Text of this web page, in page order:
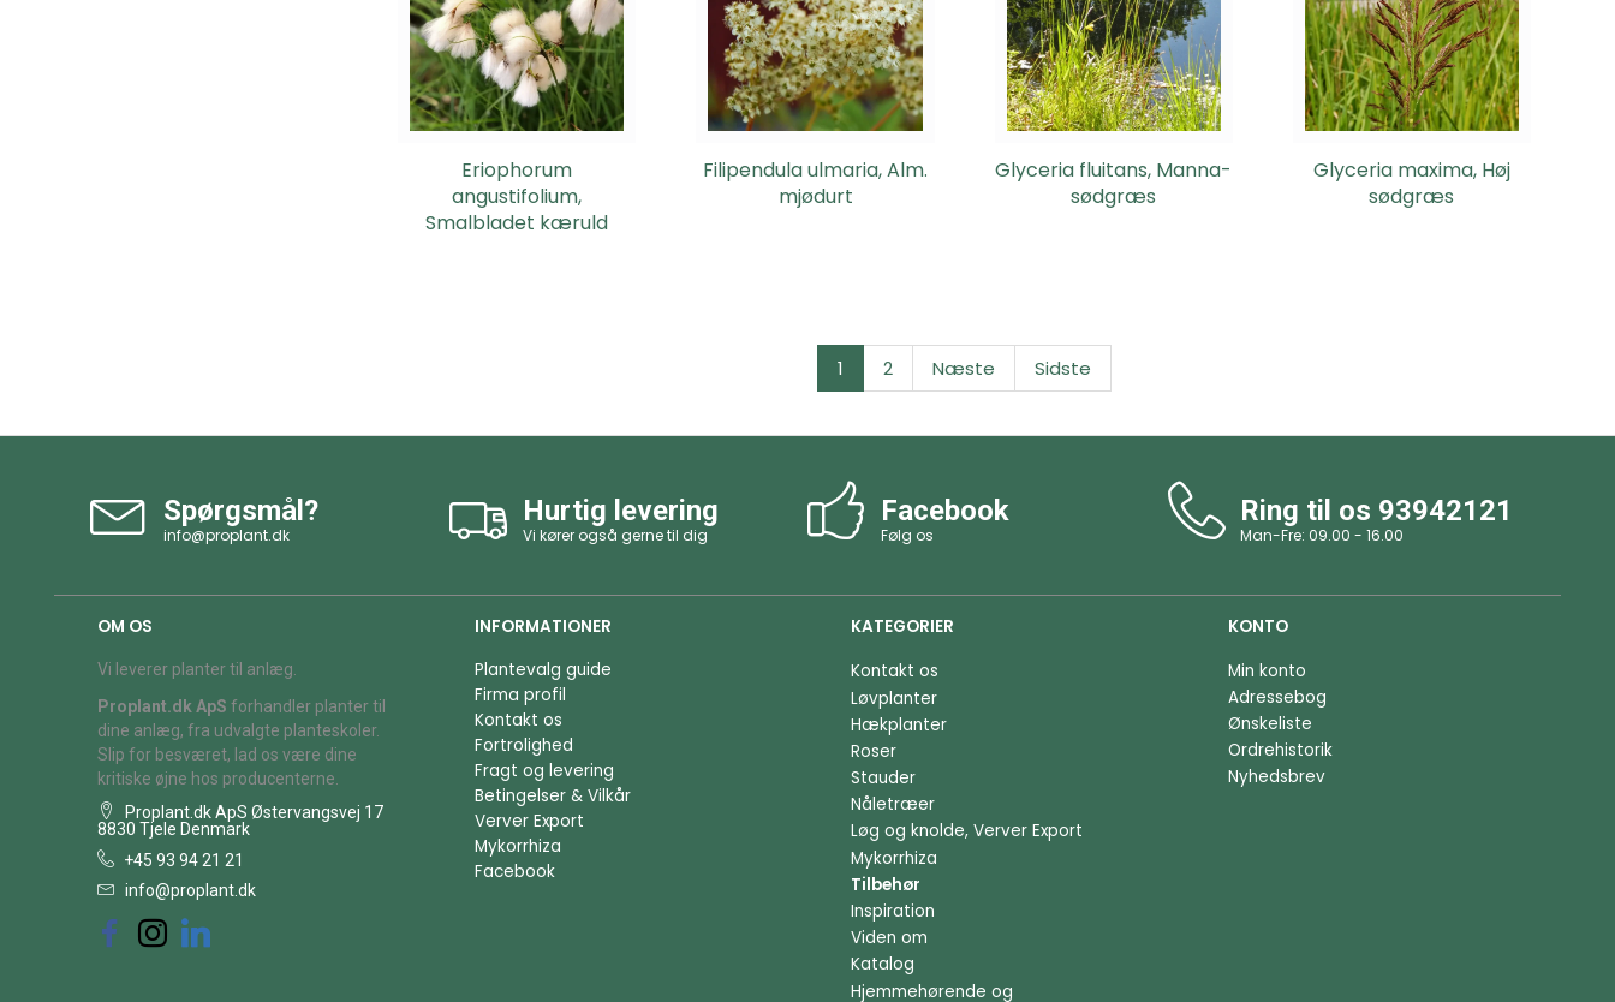
Eriophorum
angustifolium,
Smalbladet kæruld
Filipendula ulmaria, Alm.
mjødurt
Glyceria fluitans, Manna-
sødgræs
Glyceria maxima, Høj
sødgræs
1 2 Næste Sidste
Spørgsmål?
info@proplant.dk
Hurtig levering
Vi kører også gerne til dig
Facebook
Følg os
Ring til os 93942121
Man-Fre: 09.00 - 16.00
OM OS
Vi leverer planter til anlæg.
Proplant.dk ApS forhandler planter til
dine anlæg, fra udvalgte planteskoler.
Slip for besværet, lad os være dine
kritiske øjne hos producenterne.
Proplant.dk ApS Østervangsvej 17
8830 Tjele Denmark
+45 93 94 21 21
info@proplant.dk
INFORMATIONER
Plantevalg guide
Firma profil
Kontakt os
Fortrolighed
Fragt og levering
Betingelser & Vilkår
Verver Export
Mykorrhiza
Facebook
KATEGORIER
Kontakt os
Løvplanter
Hækplanter
Roser
Stauder
Nåletræer
Løg og knolde, Verver Export
Mykorrhiza
Tilbehør
Inspiration
Viden om
Katalog
Hjemmehørende og
KONTO
Min konto
Adressebog
Ønskeliste
Ordrehistorik
Nyhedsbrev